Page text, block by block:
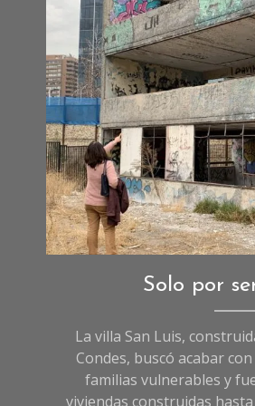
de
Solo por
La villa San Luis,
Condes, buscó acabar
familias vulnerables y
viviendas construidas